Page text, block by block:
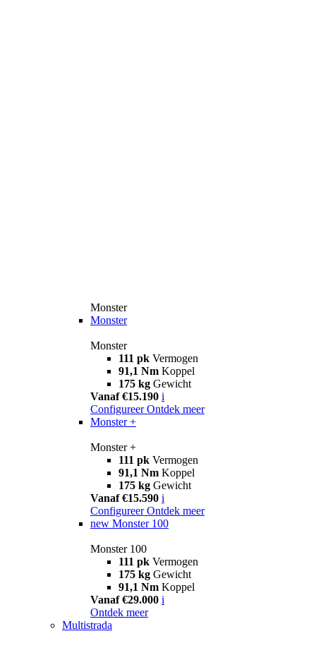
Monster
Monster
Monster
111 pk Vermogen
91,1 Nm Koppel
175 kg Gewicht
Vanaf €15.190 i
Configureer Ontdek meer
Monster +
Monster +
111 pk Vermogen
91,1 Nm Koppel
175 kg Gewicht
Vanaf €15.590 i
Configureer Ontdek meer
new Monster 100
Monster 100
111 pk Vermogen
175 kg Gewicht
91,1 Nm Koppel
Vanaf €29.000 i
Ontdek meer
Multistrada